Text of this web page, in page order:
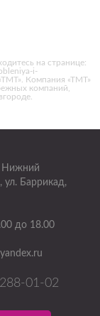
на странице:
i-
Компания «ТМТ»
компаний,
Нижний
, ул. Баррикад,
до 18.00
01-02